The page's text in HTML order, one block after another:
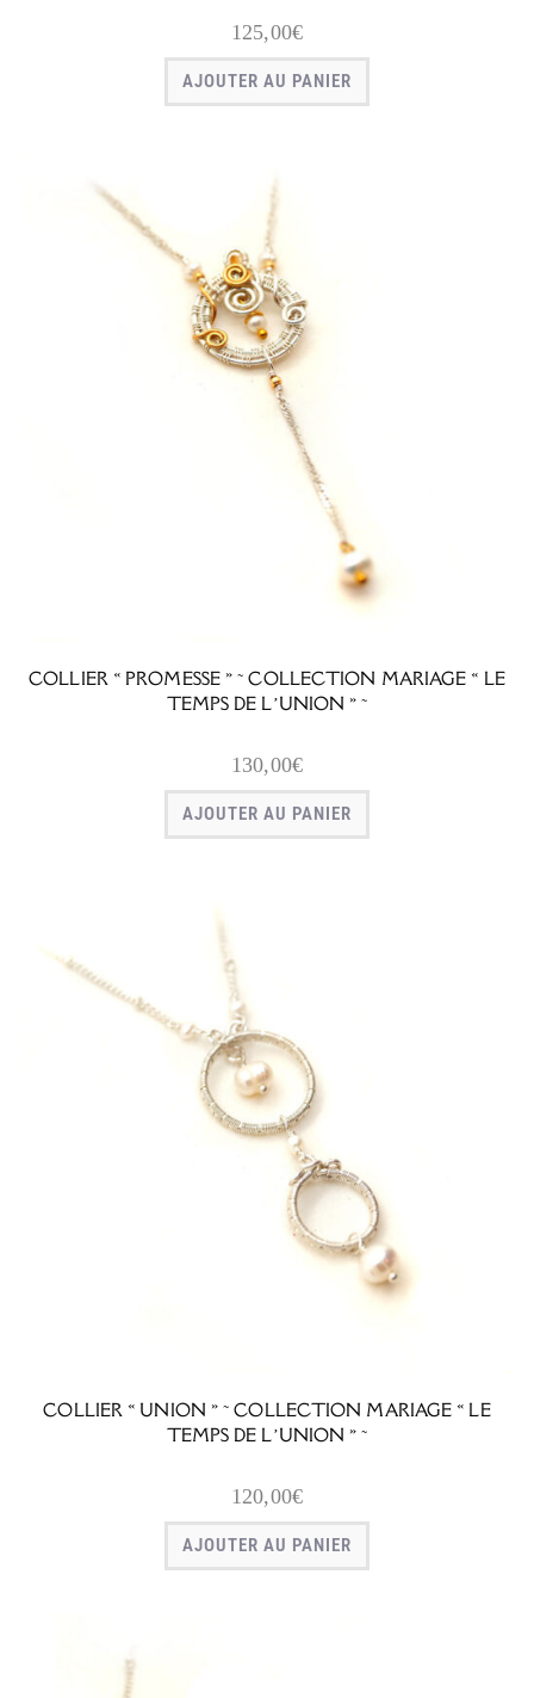
125,00€
AJOUTER AU PANIER
COLLIER « PROMESSE » ~ COLLECTION MARIAGE « LE
TEMPS DE L’UNION » ~
130,00€
AJOUTER AU PANIER
COLLIER « UNION » ~ COLLECTION MARIAGE « LE
TEMPS DE L’UNION » ~
120,00€
AJOUTER AU PANIER